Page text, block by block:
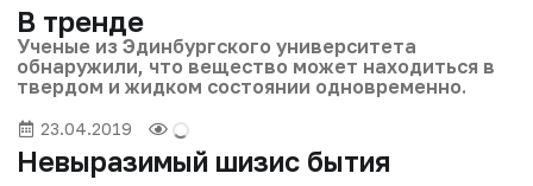
В тренде
Ученые из Эдинбургского университета
обнаружили, что вещество может находиться в
твердом и жидком состоянии одновременно.
23.04.2019
Невыразимый шизис бытия